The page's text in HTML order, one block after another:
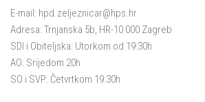
E-mail: hpd.zeljeznicar@hps.hr
Adresa: Trnjanska 5b, HR-10 000 Zagreb
SDI i Obiteljska: Utorkom od 19:30h
AO: Srijedom 20h
SO i SVP: Četvrtkom 19:30h